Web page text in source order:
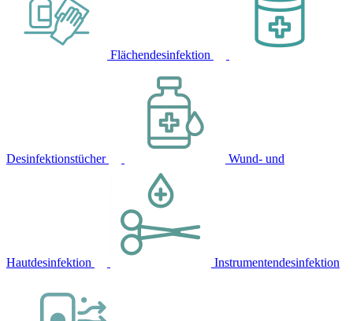
Flächendesinfektion
Desinfektionstücher Wund- und
Hautdesinfektion Instrumentendesinfektion